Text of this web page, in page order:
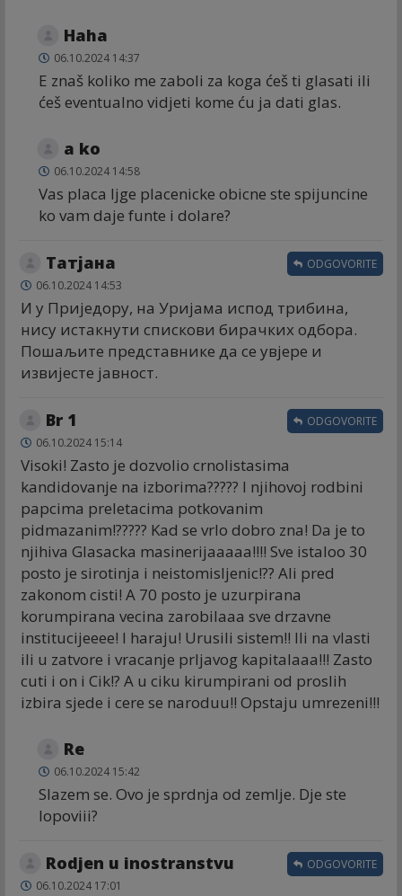
Haha
06.10.2024 14:37
E znaš koliko me zaboli za koga ćeš ti glasati ili
ćeš eventualno vidjeti kome ću ja dati glas.
a ko
06.10.2024 14:58
Vas placa ljge placenicke obicne ste spijuncine
ko vam daje funte i dolare?
Татјана
06.10.2024 14:53
И у Приједору, на Уријама испод трибина,
нису истакнути спискови бирачких одбора.
Пошаљите представнике да се увјере и
извијесте јавност.
ODGOVORITE
Br 1
06.10.2024 15:14
Visoki! Zasto je dozvolio crnolistasima
kandidovanje na izborima????? I njihovoj rodbini
papcima preletacima potkovanim
pidmazanim!????? Kad se vrlo dobro zna! Da je to
njihiva Glasacka masinerijaaaaa!!!! Sve istaloo 30
posto je sirotinja i neistomisljenic!?? Ali pred
zakonom cisti! A 70 posto je uzurpirana
korumpirana vecina zarobilaaa sve drzavne
institucijeeee! I haraju! Urusili sistem!! Ili na vlasti
ili u zatvore i vracanje prljavog kapitalaaa!!! Zasto
cuti i on i Cik!? A u ciku kirumpirani od proslih
izbira sjede i cere se naroduu!! Opstaju umrezeni!!!
ODGOVORITE
Re
06.10.2024 15:42
Slazem se. Ovo je sprdnja od zemlje. Dje ste
lopoviii?
Rodjen u inostranstvu
06.10.2024 17:01
ODGOVORITE